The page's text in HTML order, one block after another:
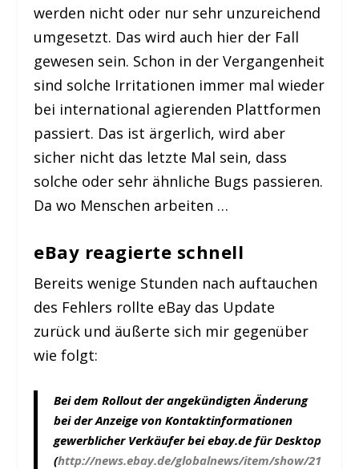
werden nicht oder nur sehr unzureichend
umgesetzt. Das wird auch hier der Fall
gewesen sein. Schon in der Vergangenheit
sind solche Irritationen immer mal wieder
bei international agierenden Plattformen
passiert. Das ist ärgerlich, wird aber
sicher nicht das letzte Mal sein, dass
solche oder sehr ähnliche Bugs passieren.
Da wo Menschen arbeiten …
eBay reagierte schnell
Bereits wenige Stunden nach auftauchen
des Fehlers rollte eBay das Update
zurück und äußerte sich mir gegenüber
wie folgt:
Bei dem Rollout der angekündigten Änderung
bei der Anzeige von Kontaktinformationen
gewerblicher Verkäufer bei ebay.de für Desktop
(http://news.ebay.de/globalnews/item/show/21